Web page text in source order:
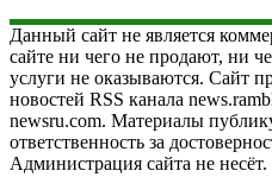
Данный сайт не является
сайте ни чего не продают, ни
услуги не оказываются. Сайт
новостей RSS канала
newsru.com. Материалы
ответственность за
Администрация сайта не несёт.